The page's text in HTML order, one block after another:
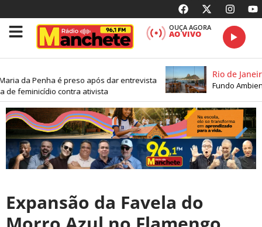
OUÇA AGORA
AO VIVO
da Penha é preso após dar entrevista
feminicídio contra ativista
Rio de Janeiro
Fundo
Expansão da Favela do